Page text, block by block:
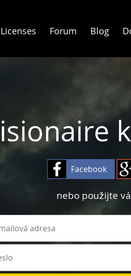
Licenses Forum Blog
Facebook
nebo použijte